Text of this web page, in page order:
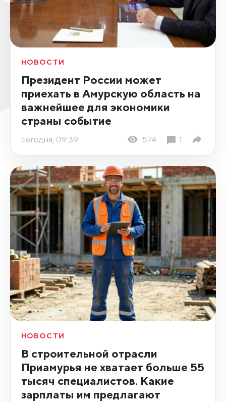
НОВОСТИ
Президент России может
приехать в Амурскую область на
важнейшее для экономики
страны событие
сегодня, 09:39 574 1
НОВОСТИ
В строительной отрасли
Приамурья не хватает больше 55
тысяч специалистов. Какие
зарплаты им предлагают